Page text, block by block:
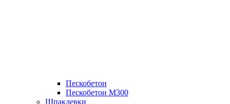
Пескобетон
Пескобетон М300
Шпаклевки